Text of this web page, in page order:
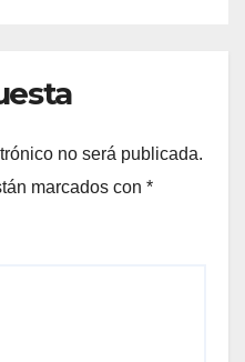
no será publicada.
marcados con *